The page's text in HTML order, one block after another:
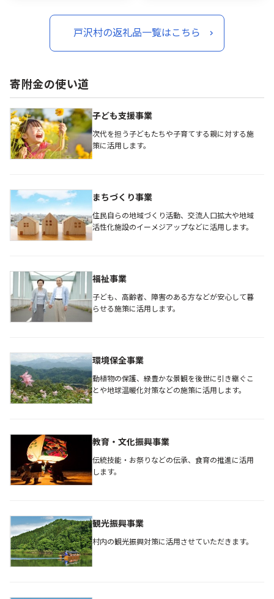
沢村 F7W-0420
戸沢村の返礼品一覧はこちら
寄附金の使い道
子ども支援事業
次代を担う子どもたちや子育てする親に対する施
策に活用します。
まちづくり事業
住民自らの地域づくり活動、交流人口拡大や地域
活性化施設のイーメジアップなどに活用します。
福祉事業
子ども、高齢者、障害のある方などが安心して暮
らせる施策に活用します。
環境保全事業
動植物の保護、緑豊かな景観を後世に引き継ぐこ
とや地球温暖化対策などの施策に活用します。
教育・文化振興事業
伝統技能・お祭りなどの伝承、食育の推進に活用
します。
観光振興事業
村内の観光振興対策に活用させていただきます。